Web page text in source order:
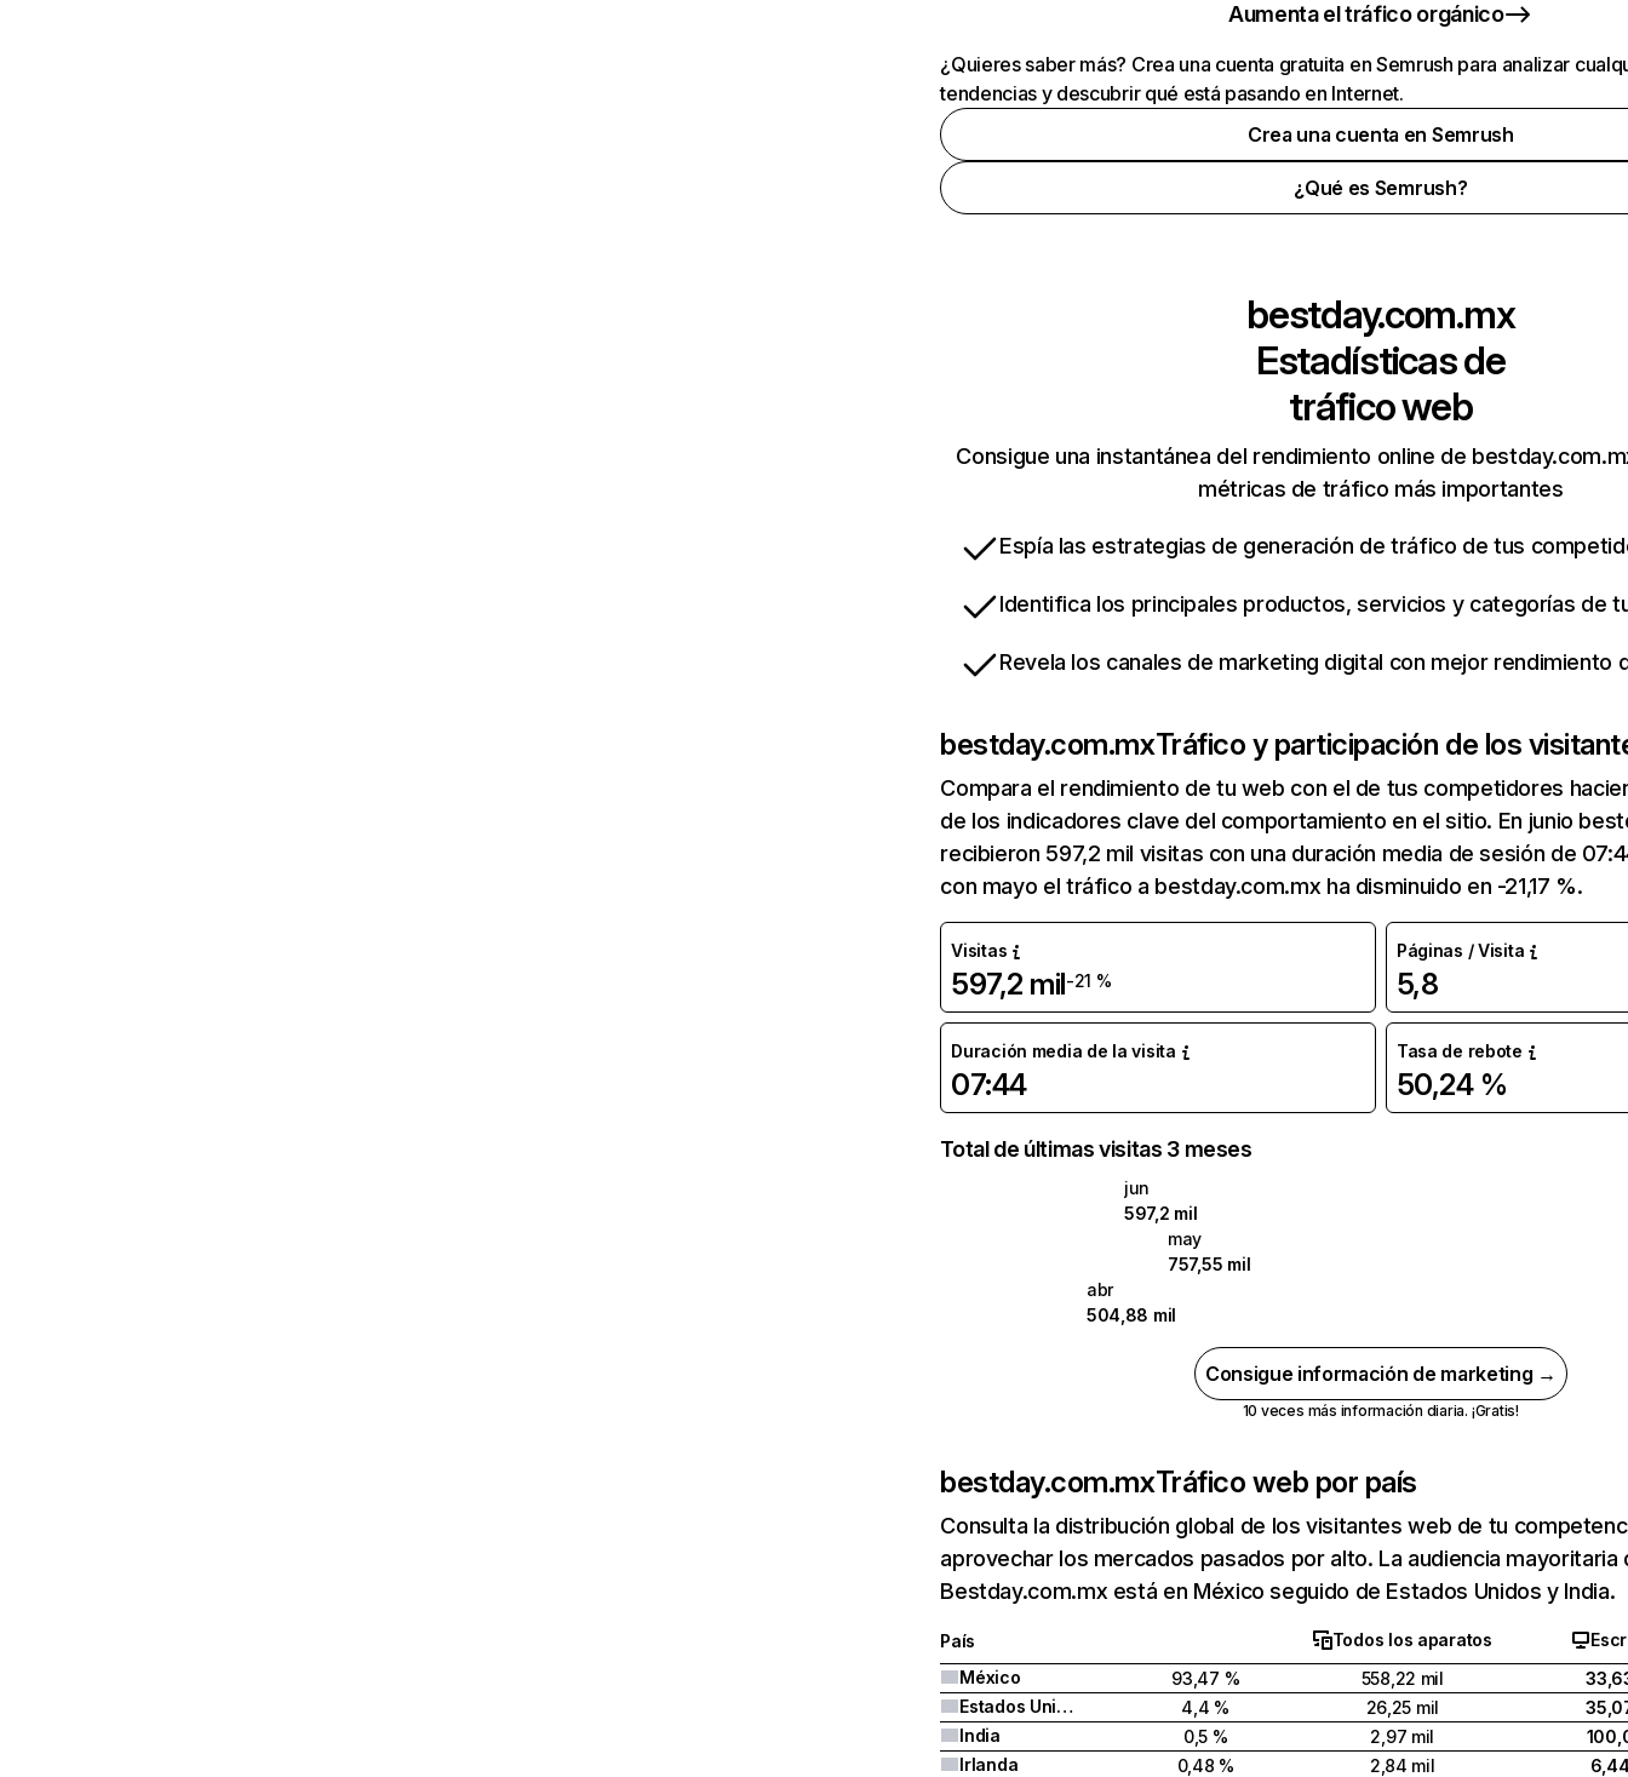
Aumenta el tráfico orgánico
¿Quieres saber más? Crea una cuenta gratuita en Semrush para analizar
tendencias y descubrir qué está pasando en Internet.
Crea una cuenta en Semrush
¿Qué es Semrush?
bestday.com.mx
Estadísticas de
tráfico web
Consigue una instantánea del rendimiento online de
métricas de tráfico más importantes
Espía las estrategias de generación de tráfico de tus
Identifica los principales productos, servicios y categorías de
Revela los canales de marketing digital con mejor rendimiento
bestday.com.mxTráfico y participación de los
Compara el rendimiento de tu web con el de tus competidores
de los indicadores clave del comportamiento en el sitio. En junio
recibieron 597,2 mil visitas con una duración media de sesión de
con mayo el tráfico a bestday.com.mx ha disminuido en -21,17 %.
Visitas
597,2 mil-21 %
Páginas / Visita
5,8
Duración media de la visita
07:44
Tasa de rebote
50,24 %
Total de últimas visitas 3 meses
jun
597,2 mil
may
757,55 mil
abr
504,88 mil
Consigue información de marketing →
10 veces más información diaria. ¡Gratis!
bestday.com.mxTráfico web por país
Consulta la distribución global de los visitantes web de tu
aprovechar los mercados pasados por alto. La audiencia mayoritaria
Bestday.com.mx está en México seguido de Estados Unidos y India.
País Todos los aparatos
México
93,47 % 558,22 mil
Estados Unidos
4,4 % 26,25 mil
India
0,5 % 2,97 mil
Irlanda
0,48 % 2,84 mil